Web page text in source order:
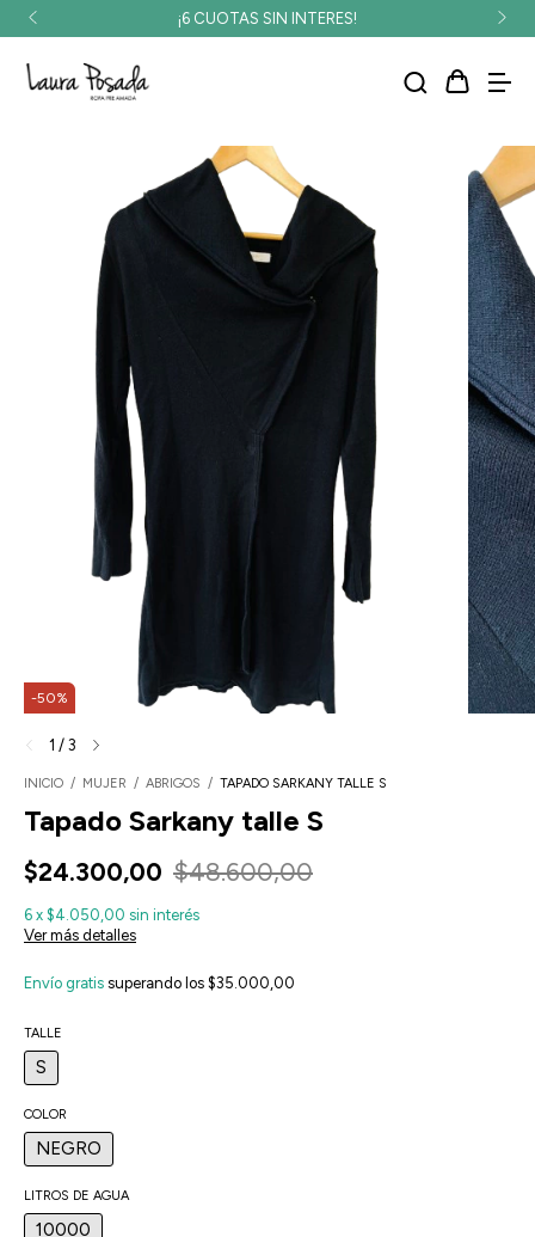
¡6 CUOTAS SIN INTERES!
-50%
1 / 3
INICIO / MUJER / ABRIGOS / TAPADO SARKANY TALLE S
Tapado Sarkany talle S
$24.300,00 $48.600,00
6 x $4.050,00 sin interés
Ver más detalles
Envío gratis superando los $35.000,00
TALLE
S
COLOR
NEGRO
LITROS DE AGUA
10000